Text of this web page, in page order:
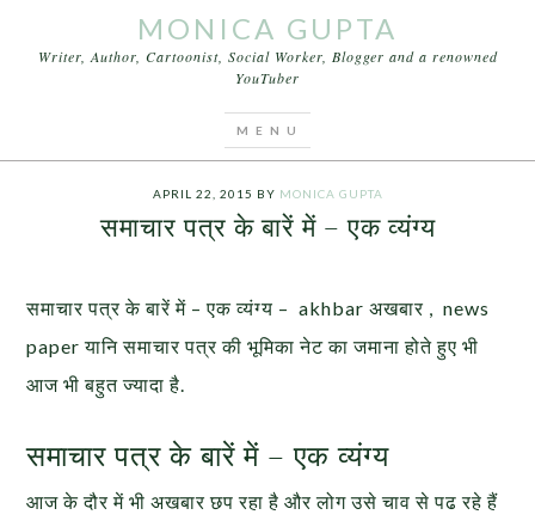
MONICA GUPTA
Writer, Author, Cartoonist, Social Worker, Blogger and a renowned
YouTuber
APRIL 22, 2015 BY MONICA GUPTA
समाचार पत्र के बारें में – एक व्यंग्य
समाचार पत्र के बारें में – एक व्यंग्य – akhbar अखबार , news
paper यानि समाचार पत्र की भूमिका नेट का जमाना होते हुए भी
आज भी बहुत ज्यादा है.
समाचार पत्र के बारें में – एक व्यंग्य
आज के दौर में भी अखबार छप रहा है और लोग उसे चाव से पढ रहे हैं